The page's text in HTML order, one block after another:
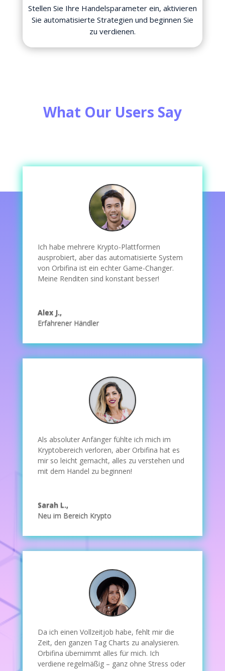
Stellen Sie Ihre Handelsparameter ein, aktivieren
Sie automatisierte Strategien und beginnen Sie
zu verdienen.
What Our Users Say
Ich habe mehrere Krypto-Plattformen
ausprobiert, aber das automatisierte System
von Orbifina ist ein echter Game-Changer.
Meine Renditen sind konstant besser!
Alex J.,
Erfahrener Händler
Als absoluter Anfänger fühlte ich mich im
Kryptobereich verloren, aber Orbifina hat es
mir so leicht gemacht, alles zu verstehen und
mit dem Handel zu beginnen!
Sarah L.,
Neu im Bereich Krypto
Da ich einen Vollzeitjob habe, fehlt mir die
Zeit, den ganzen Tag Charts zu analysieren.
Orbifina übernimmt alles für mich. Ich
verdiene regelmäßig – ganz ohne Stress oder